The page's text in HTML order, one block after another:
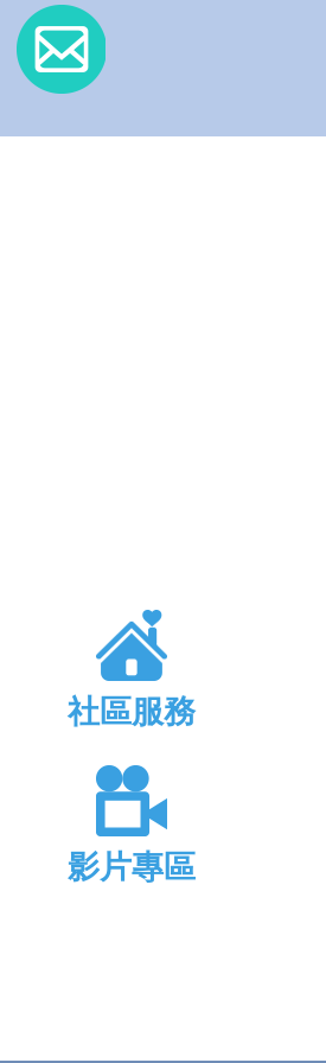
社區服務
影片專區